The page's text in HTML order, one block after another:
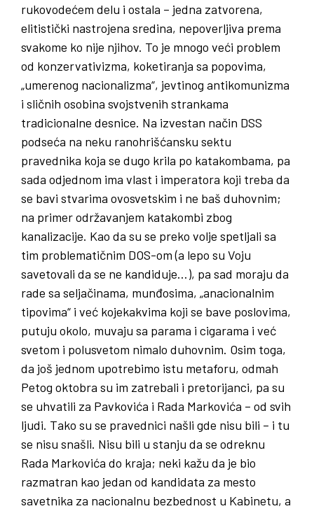
rukovodećem delu i ostala – jedna zatvorena,
elitistički nastrojena sredina, nepoverljiva prema
svakome ko nije njihov. To je mnogo veći problem
od konzervativizma, koketiranja sa popovima,
„umerenog nacionalizma“, jevtinog antikomunizma
i sličnih osobina svojstvenih strankama
tradicionalne desnice. Na izvestan način DSS
podseća na neku ranohrišćansku sektu
pravednika koja se dugo krila po katakombama, pa
sada odjednom ima vlast i imperatora koji treba da
se bavi stvarima ovosvetskim i ne baš duhovnim;
na primer održavanjem katakombi zbog
kanalizacije. Kao da su se preko volje spetljali sa
tim problematičnim DOS-om (a lepo su Voju
savetovali da se ne kandiduje…), pa sad moraju da
rade sa seljačinama, munđosima, „anacionalnim
tipovima“ i već kojekakvima koji se bave poslovima,
putuju okolo, muvaju sa parama i cigarama i već
svetom i polusvetom nimalo duhovnim. Osim toga,
da još jednom upotrebimo istu metaforu, odmah
Petog oktobra su im zatrebali i pretorijanci, pa su
se uhvatili za Pavkovića i Rada Markovića – od svih
ljudi. Tako su se pravednici našli gde nisu bili – i tu
se nisu snašli. Nisu bili u stanju da se odreknu
Rada Markovića do kraja; neki kažu da je bio
razmatran kao jedan od kandidata za mesto
savetnika za nacionalnu bezbednost u Kabinetu, a